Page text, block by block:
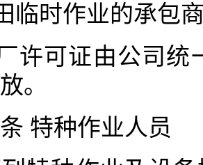
临时作业的承包
许可证由公司统
。
特种作业人员